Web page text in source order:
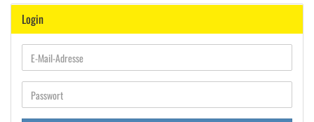
Login
E-
Mail-
Adresse
Passwort